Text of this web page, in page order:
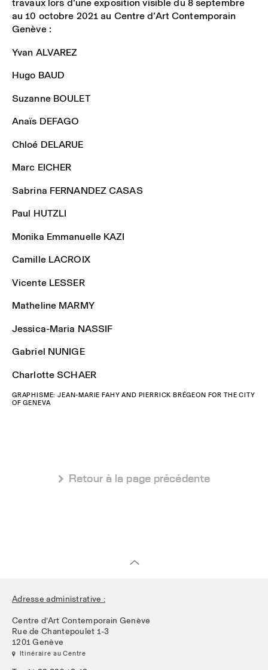
au 10 octobre 2021 au Centre d’Art Contemporain
Genève :
Yvan ALVAREZ
Hugo BAUD
Suzanne BOULET
Anaïs DEFAGO
Chloé DELARUE
Marc EICHER
Sabrina FERNANDEZ CASAS
Paul HUTZLI
Monika Emmanuelle KAZI
Camille LACROIX
Vicente LESSER
Matheline MARMY
Jessica-Maria NASSIF
Gabriel NUNIGE
Charlotte SCHAER
GRAPHISME: JEAN-MARIE FAHY AND PIERRICK BRÉGEON FOR THE CITY
OF GENEVA
 Retour à la page précédente
Adresse administrative :
Centre d’Art Contemporain Genève
Rue de Chantepoulet 1-3
1201 Genève
 Itinéraire au Centre